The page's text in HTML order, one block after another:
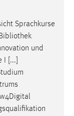
Sprachkurse
Bibliothek
und
[...]